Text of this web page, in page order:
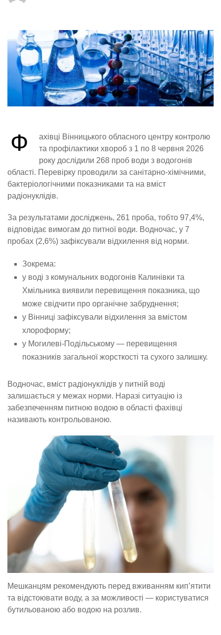
Ф
ахівці Вінницького обласного центру контролю
та профілактики хвороб з 1 по 8 червня 2026
року дослідили 268 проб води з водогонів
області. Перевірку проводили за санітарно-хімічними,
бактеріологічними показниками та на вміст
радіонуклідів.
За результатами досліджень, 261 проба, тобто 97,4%,
відповідає вимогам до питної води. Водночас, у 7
пробах (2,6%) зафіксували відхилення від норми.
Зокрема:
у воді з комунальних водогонів Калинівки та
Хмільника виявили перевищення показника, що
може свідчити про органічне забруднення;
у Вінниці зафіксували відхилення за вмістом
хлороформу;
у Могилеві-Подільському — перевищення
показників загальної жорсткості та сухого залишку.
Водночас, вміст радіонуклідів у питній воді
залишається у межах норми. Наразі ситуацію із
забезпеченням питною водою в області фахівці
називають контрольованою.
Мешканцям рекомендують перед вживанням кип’ятити
та відстоювати воду, а за можливості — користуватися
бутильованою або водою на розлив.